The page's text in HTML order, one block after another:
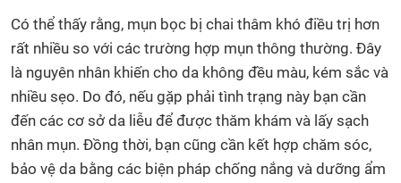
Có thể thấy rằng, mụn bọc bị chai thâm khó điều trị hơn
rất nhiều so với các trường hợp mụn thông thường. Đây
là nguyên nhân khiến cho da không đều màu, kém sắc và
nhiều sẹo. Do đó, nếu gặp phải tình trạng này bạn cần
đến các cơ sở da liễu để được thăm khám và lấy sạch
nhân mụn. Đồng thời, bạn cũng cần kết hợp chăm sóc,
bảo vệ da bằng các biện pháp chống nắng và dưỡng ẩm